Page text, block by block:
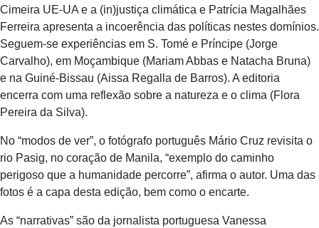
Cimeira UE-UA e a (in)justiça climática e Patrícia Magalhães
Ferreira apresenta a incoerência das políticas nestes domínios.
Seguem-se experiências em S. Tomé e Príncipe (Jorge
Carvalho), em Moçambique (Mariam Abbas e Natacha Bruna)
e na Guiné-Bissau (Aissa Regalla de Barros). A editoria
encerra com uma reflexão sobre a natureza e o clima (Flora
Pereira da Silva).
No “modos de ver”, o fotógrafo português Mário Cruz revisita o
rio Pasig, no coração de Manila, “exemplo do caminho
perigoso que a humanidade percorre”, afirma o autor. Uma das
fotos é a capa desta edição, bem como o encarte.
As “narrativas” são da jornalista portuguesa Vanessa